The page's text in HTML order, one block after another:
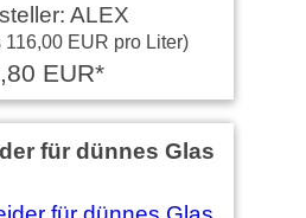
ALEX
116,00 EUR pro Liter)
EUR*
für dünnes Glas